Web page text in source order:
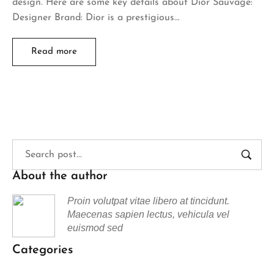
design. Here are some key details about Dior Sauvage:
Designer Brand: Dior is a prestigious…
Read more
About the author
Proin volutpat vitae libero at tincidunt.
Maecenas sapien lectus, vehicula vel
euismod sed
Categories